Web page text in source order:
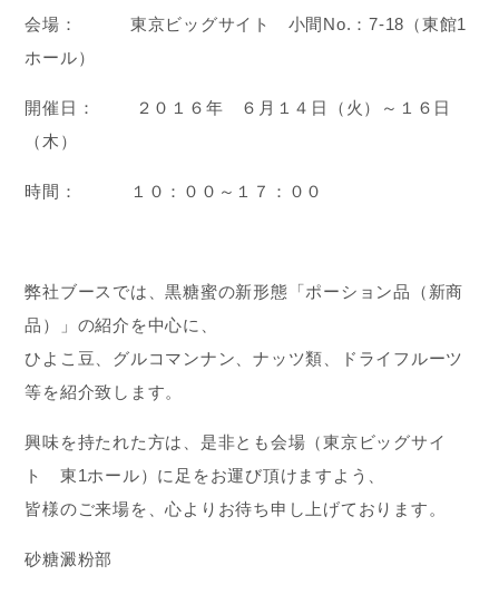
会場： 東京ビッグサイト 小間No.：7-18（東館1
ホール）
開催日： ２０１６年 ６月１４日（火）～１６日
（木）
時間： １０：００～１７：００
弊社ブースでは、黒糖蜜の新形態「ポーション品（新商
品）」の紹介を中心に、
ひよこ豆、グルコマンナン、ナッツ類、ドライフルーツ
等を紹介致します。
興味を持たれた方は、是非とも会場（東京ビッグサイ
ト 東1ホール）に足をお運び頂けますよう、
皆様のご来場を、心よりお待ち申し上げております。
砂糖澱粉部